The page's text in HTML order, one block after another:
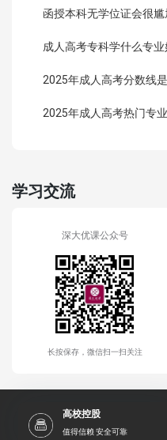
函授本科无学位证会很
2025年成人高考分数线
2025年成人高考热门专
学习交流
深大优课公众号
长按保存，微信扫一扫关注
高校控股
值得信赖 安全可靠